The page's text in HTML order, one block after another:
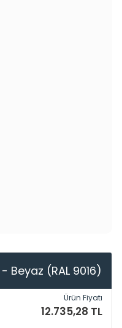
Beyaz (RAL 9016)
Ürün Fiyatı
12.735,28 TL